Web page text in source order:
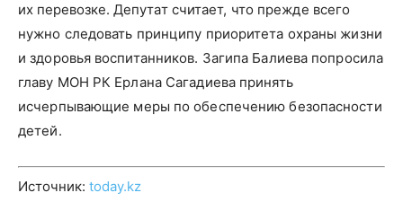
их перевозке. Депутат считает, что прежде всего
нужно следовать принципу приоритета охраны жизни
и здоровья воспитанников. Загипа Балиева попросила
главу МОН РК Ерлана Сагадиева принять
исчерпывающие меры по обеспечению безопасности
детей.
Источник: today.kz